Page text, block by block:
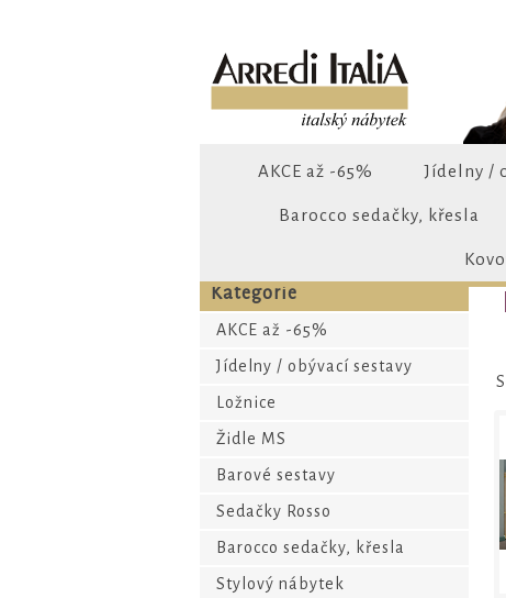
AKCE až -65% Jídelny /
Barocco sedačky, křesla
Kategorie
AKCE až -65%
Jídelny / obývací sestavy
Ložnice
Židle MS
Barové sestavy
Sedačky Rosso
Barocco sedačky, křesla
Stylový nábytek